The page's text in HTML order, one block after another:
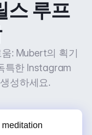
스 루프
: Mubert의 획기
특한 Instagram
성하세요.